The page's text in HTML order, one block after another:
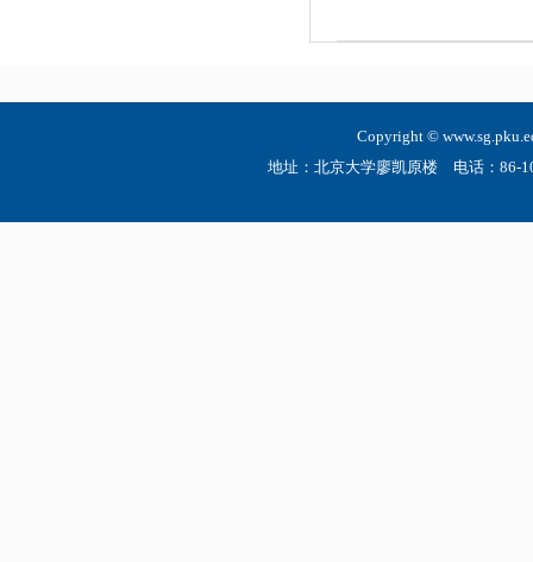
Copyright ©
地址：北京大学廖凯原楼 电话：86-